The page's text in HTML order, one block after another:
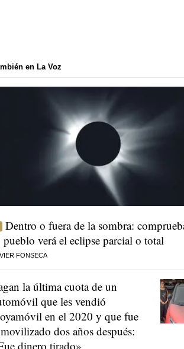
en La Voz
Dentro o fuera de la sombra:
pueblo verá el eclipse parcial o total
FONSECA
la última cuota de un
que les vendió
en el 2020 y que fue
dos años después:
dinero tirado»